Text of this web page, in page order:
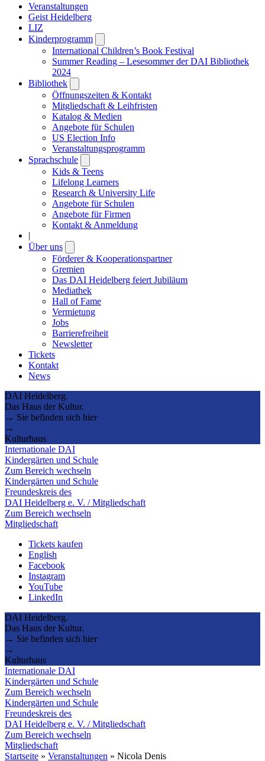
Veranstaltungen
Geist Heidelberg
LIZ
Kinderprogramm
submenu
International Children’s Book Festival
Summer Reading – Lesesommer der DAI Bibliothek
2024
Bibliothek
submenu
Öffnungszeiten & Kontakt
Mitgliedschaft & Leihfristen
Katalog & Medien
Angebote für Schulen
US Election Info
Veranstaltungsprogramm
Sprachschule
submenu
Kids & Teens
Lifelong Learners
Research & University Life
Angebote für Schulen
Angebote für Firmen
Kontakt & Anmeldung
|
Über uns
submenu
Förderer & Kooperationspartner
Gremien
Das DAI Heidelberg feiert Jubiläum
Mediathek
Hall of Fame
Vermietung
Jobs
Barrierefreiheit
Newsletter
Tickets
Kontakt
News
DAI Heidelberg.
Das Haus der Kultur.
→ Sie befinden sich hier
→
Kulturhaus
Internationale DAI
Kindergärten und Schule
Zum Bereich wechseln
Kindergärten und Schule
Freundeskreis des
DAI Heidelberg e. V. / Mitgliedschaft
Zum Bereich wechseln
Mitgliedschaft
Tickets kaufen
English
Facebook
Instagram
YouTube
LinkedIn
DAI Heidelberg.
Das Haus der Kultur.
→ Sie befinden sich hier
→
Kulturhaus
Internationale DAI
Kindergärten und Schule
Zum Bereich wechseln
Kindergärten und Schule
Freundeskreis des
DAI Heidelberg e. V. / Mitgliedschaft
Zum Bereich wechseln
Mitgliedschaft
Startseite » Veranstaltungen » Nicola Denis